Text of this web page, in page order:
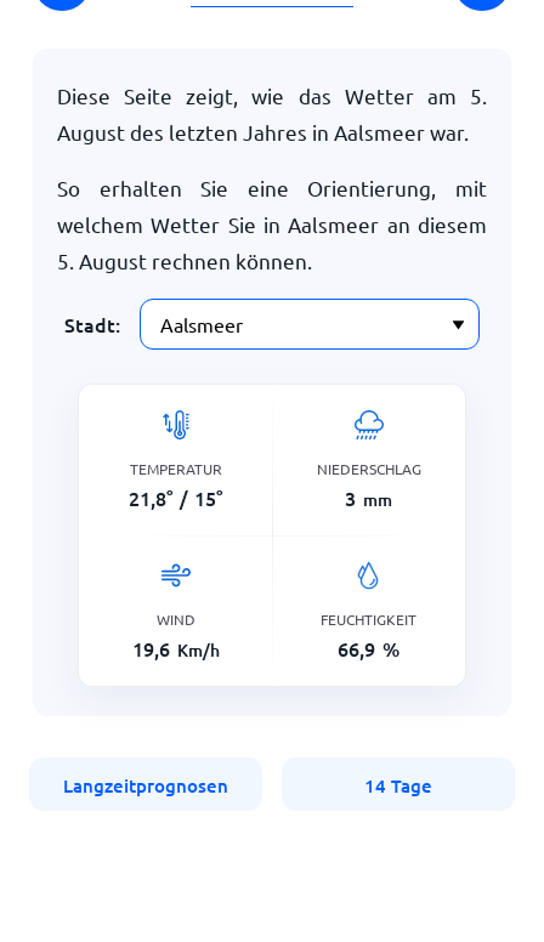
Diese Seite zeigt, wie das Wetter am 5.
Augustdes letzten Jahres in Aalsmeer war.
So erhalten Sie eine Orientierung, mit
welchem Wetter Sie in Aalsmeer an diesem
5. Augustrechnen können.
Stadt:
TEMPERATUR
21,8° / 15°
NIEDERSCHLAG
3 mm
WIND
19,6 Km/h
FEUCHTIGKEIT
66,9 %
Langzeitprognosen 14 Tage